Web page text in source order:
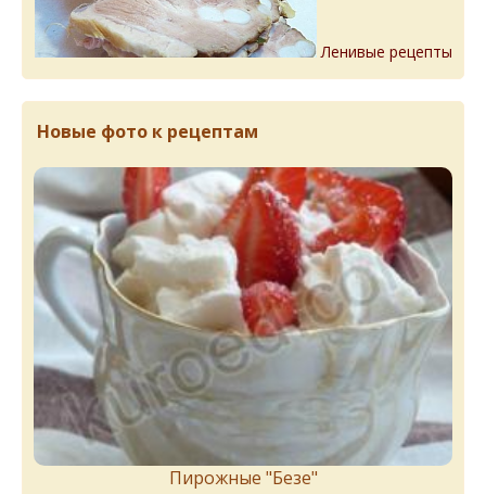
Ленивые рецепты
Новые фото к рецептам
Пирожныe "Бeзe"